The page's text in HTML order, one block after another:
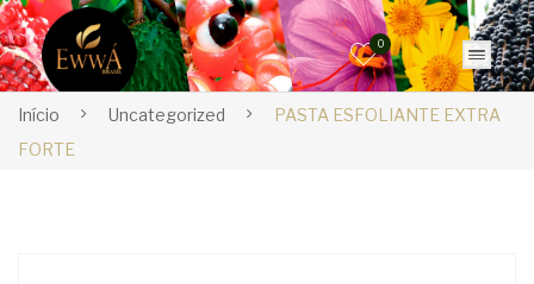
0
Início Uncategorized
PASTA ESFOLIANTE EXTRA
FORTE